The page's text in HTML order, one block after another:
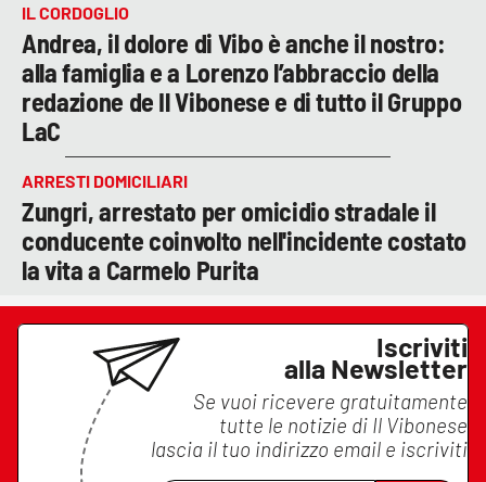
IL CORDOGLIO
Andrea, il dolore di Vibo è anche il nostro:
alla famiglia e a Lorenzo l’abbraccio della
redazione de Il Vibonese e di tutto il Gruppo
LaC
ARRESTI DOMICILIARI
Zungri, arrestato per omicidio stradale il
conducente coinvolto nell'incidente costato
la vita a Carmelo Purita
Iscriviti
alla Newsletter
Se vuoi ricevere gratuitamente
tutte le notizie di Il Vibonese
lascia il tuo indirizzo email e iscriviti